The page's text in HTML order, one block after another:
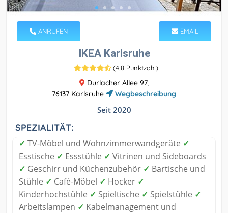
ANRUFEN EMAIL
IKEA Karlsruhe
(4,8 Punktzahl)
Durlacher Allee 97,
76137 Karlsruhe
Wegbeschreibung
Seit 2020
SPEZIALITÄT:
✓ TV-Möbel und Wohnzimmerwandgeräte ✓
Esstische ✓ Essstühle ✓ Vitrinen und Sideboards
✓ Geschirr und Küchenzubehör ✓ Bartische und
Stühle ✓ Café-Möbel ✓ Hocker ✓
Kinderhochstühle ✓ Spieltische ✓ Spielstühle ✓
Arbeitslampen ✓ Kabelmanagement und